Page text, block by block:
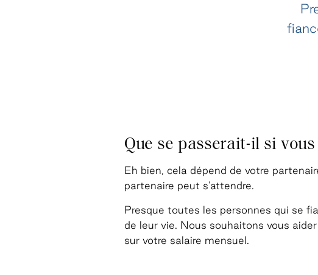
Que se passerait-il si
Eh bien, cela dépend de votre
partenaire peut s'attendre.
Presque toutes les personnes qui se
de leur vie. Nous souhaitons vous
sur votre salaire mensuel.